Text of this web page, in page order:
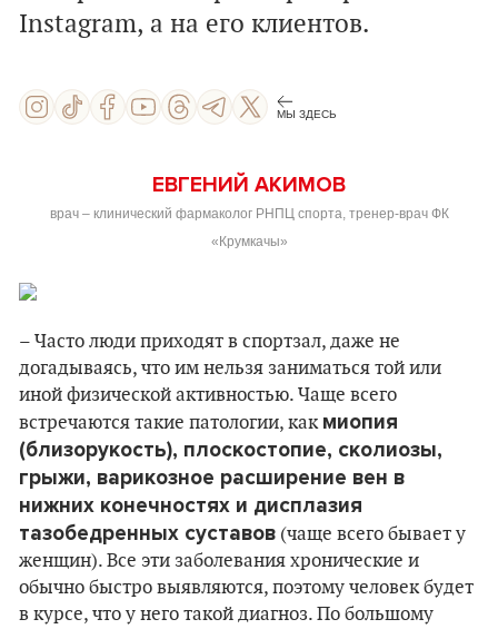
Instagram, а на его клиентов.
МЫ ЗДЕСЬ
ЕВГЕНИЙ АКИМОВ
врач – клинический фармаколог РНПЦ спорта, тренер-врач ФК
«Крумкачы»
– Часто люди приходят в спортзал, даже не
догадываясь, что им нельзя заниматься той или
иной физической активностью. Чаще всего
встречаются такие патологии, как миопия
(близорукость), плоскостопие, сколиозы,
грыжи, варикозное расширение вен в
нижних конечностях и дисплазия
тазобедренных суставов (чаще всего бывает у
женщин). Все эти заболевания хронические и
обычно быстро выявляются, поэтому человек будет
в курсе, что у него такой диагноз. По большому